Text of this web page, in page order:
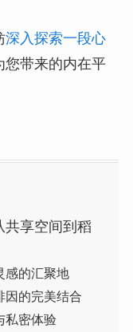
深入探索一段心
您带来的内在平
共享空间到稻
感的汇聚地
因的完美结合
私密体验